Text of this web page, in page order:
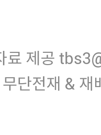
료 제공
전재 & 재